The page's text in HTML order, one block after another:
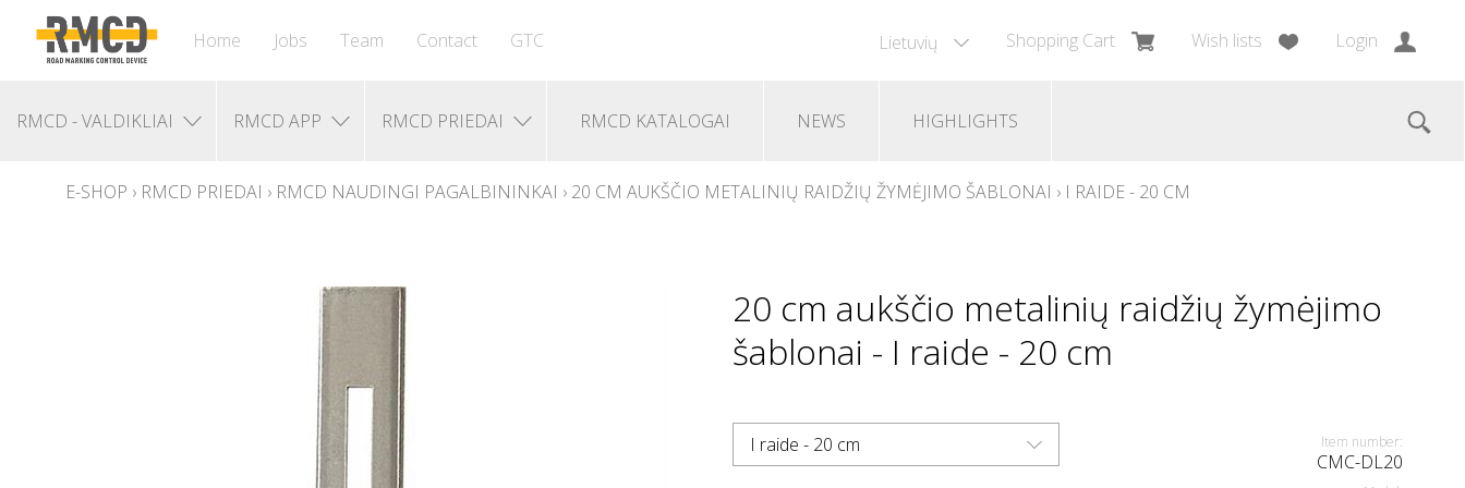
Lietuvių Shopping Cart Wish lists Login
Home Jobs Team Contact GTC
RMCD - VALDIKLIAI RMCD APP RMCD PRIEDAI RMCD KATALOGAI NEWS HIGHLIGHTS
E-SHOP › RMCD PRIEDAI › RMCD NAUDINGI PAGALBININKAI › 20 CM AUKŠČIO METALINIŲ RAIDŽIŲ ŽYMĖJIMO ŠABLONAI › I RAIDE - 20 CM
20 cm aukščio metalinių raidžių žymėjimo
šablonai - I raide - 20 cm
I raide - 20 cm Item number:
CMC-DL20